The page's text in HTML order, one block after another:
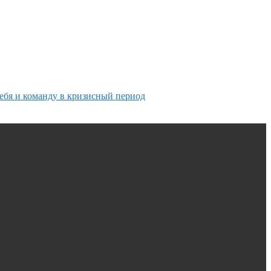
и команду в кризисный период